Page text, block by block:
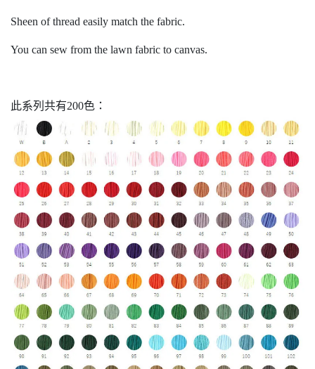
Sheen of thread easily match the fabric.
You can sew from the lawn fabric to canvas.
此系列共有200色：